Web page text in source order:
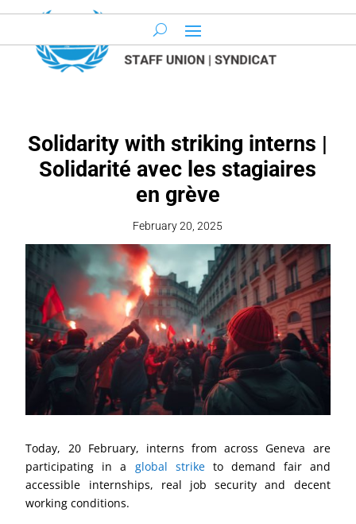
Solidarity with striking interns |
Solidarité avec les stagiaires
en grève
February 20, 2025
Today, 20 February, interns from across Geneva are
participating in a global striketo demand fair and
accessible internships, real job security and decent
working conditions.